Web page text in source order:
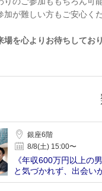
加が難しい方もご安心くだ
場を心よりお待ちしており
銀座6階
8/8(土) 15:00〜
《年収600万円以上の
と気づかれず、出会い